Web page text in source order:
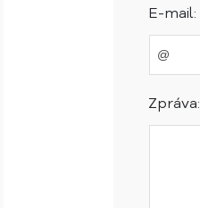
E-mail:
Zpráva: